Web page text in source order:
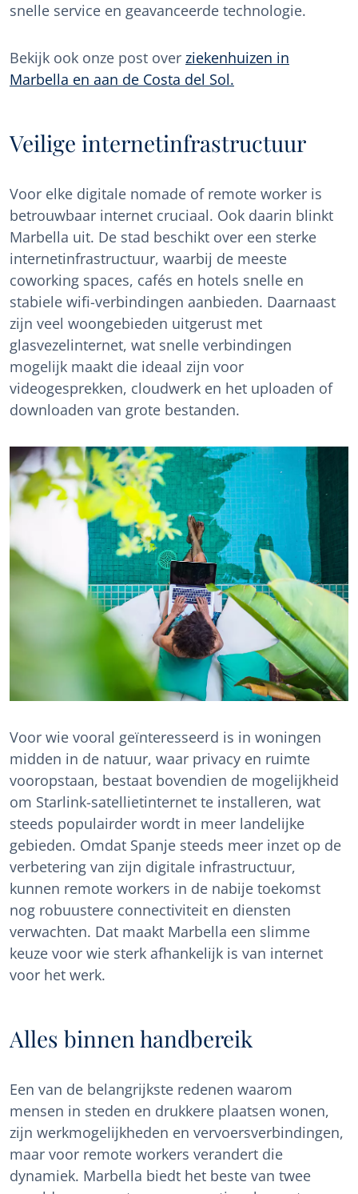
snelle service en geavanceerde technologie.
Bekijk ook onze post over ziekenhuizen in
Marbella en aan de Costa del Sol.
Veilige internetinfrastructuur
Voor elke digitale nomade of remote worker is
betrouwbaar internet cruciaal. Ook daarin blinkt
Marbella uit. De stad beschikt over een sterke
internetinfrastructuur, waarbij de meeste
coworking spaces, cafés en hotels snelle en
stabiele wifi-verbindingen aanbieden. Daarnaast
zijn veel woongebieden uitgerust met
glasvezelinternet, wat snelle verbindingen
mogelijk maakt die ideaal zijn voor
videogesprekken, cloudwerk en het uploaden of
downloaden van grote bestanden.
Voor wie vooral geïnteresseerd is in woningen
midden in de natuur, waar privacy en ruimte
vooropstaan, bestaat bovendien de mogelijkheid
om Starlink-satellietinternet te installeren, wat
steeds populairder wordt in meer landelijke
gebieden. Omdat Spanje steeds meer inzet op de
verbetering van zijn digitale infrastructuur,
kunnen remote workers in de nabije toekomst
nog robuustere connectiviteit en diensten
verwachten. Dat maakt Marbella een slimme
keuze voor wie sterk afhankelijk is van internet
voor het werk.
Alles binnen handbereik
Een van de belangrijkste redenen waarom
mensen in steden en drukkere plaatsen wonen,
zijn werkmogelijkheden en vervoersverbindingen,
maar voor remote workers verandert die
dynamiek. Marbella biedt het beste van twee